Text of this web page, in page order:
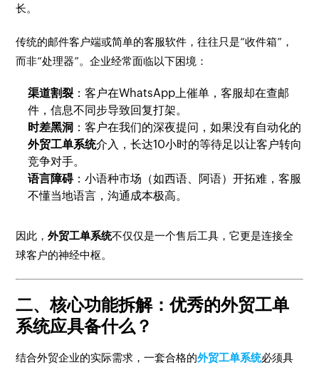
长。
传统的邮件客户端或简单的客服软件，往往只是“收件箱”，
而非“处理器”。企业经常面临以下困境：
渠道割裂 ：客户在WhatsApp上催单，客服却在查邮
件，信息不同步导致回复打架。
时差黑洞 ：客户在我们的深夜提问，如果没有自动化的
外贸工单系统介入，长达10小时的等待足以让客户转向
竞争对手。
语言障碍：小语种市场（如西语、阿语）开拓难，客服
不懂当地语言，沟通成本极高。
因此，外贸工单系统不仅仅是一个售后工具，它更是连接全
球客户的神经中枢。
二、核心功能拆解：优秀的外贸工单
系统应具备什么？
结合外贸企业的实际需求，一套合格的外贸工单系统必须具